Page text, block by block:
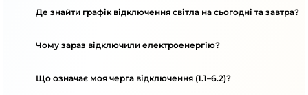
Де знайти графік відключення світла на сьогодні та завтра?
Чому зараз відключили електроенергію?
Що означає моя черга відключення (1.1–6.2)?